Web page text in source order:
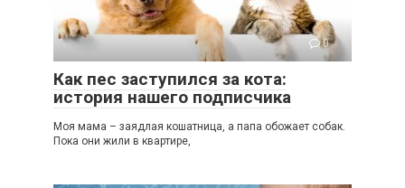
0
Как пес заступился за кота:
история нашего подписчика
Моя мама – заядлая кошатница, а папа обожает собак.
Пока они жили в квартире,